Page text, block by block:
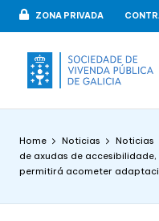
Skip
content
ZONA PRIVADA
v
e
n
Home Noticias Noticias
de axudas de
permitirá acometer